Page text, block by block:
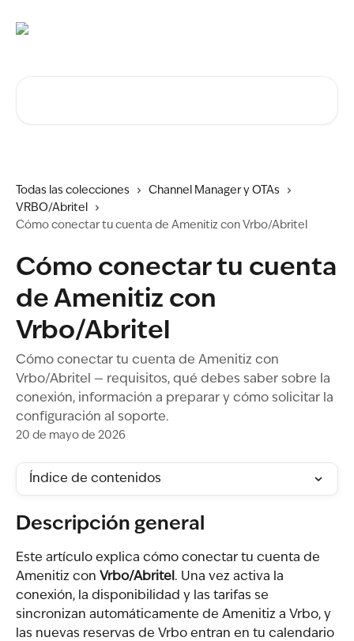
Todas las colecciones
Channel Manager y OTAs
VRBO/Abritel
Cómo conectar tu cuenta de Amenitiz con Vrbo/Abritel
Cómo conectar tu cuenta
de Amenitiz con
Vrbo/Abritel
Cómo conectar tu cuenta de Amenitiz con
Vrbo/Abritel — requisitos, qué debes saber sobre la
conexión, información a preparar y cómo solicitar la
configuración al soporte.
20 de mayo de 2026
Índice de contenidos
Descripción general
Este artículo explica cómo conectar tu cuenta de
Amenitiz con Vrbo/Abritel . Una vez activa la
conexión, la disponibilidad y las tarifas se
sincronizan automáticamente de Amenitiz a Vrbo, y
las nuevas reservas de Vrbo entran en tu calendario